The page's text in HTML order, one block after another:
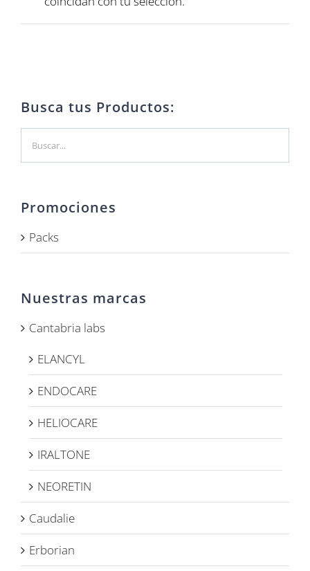
Busca tus Productos:
Promociones
Packs
Nuestras marcas
Cantabria labs
ELANCYL
ENDOCARE
HELIOCARE
IRALTONE
NEORETIN
Caudalie
Erborian